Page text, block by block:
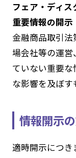
フェア・ディ
重要情報の開示
金融商品取引
場会社等の運
ていない重要
な影響を及ぼす
情報開示
適時開示につ